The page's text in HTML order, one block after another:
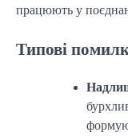
працюють у
Типові